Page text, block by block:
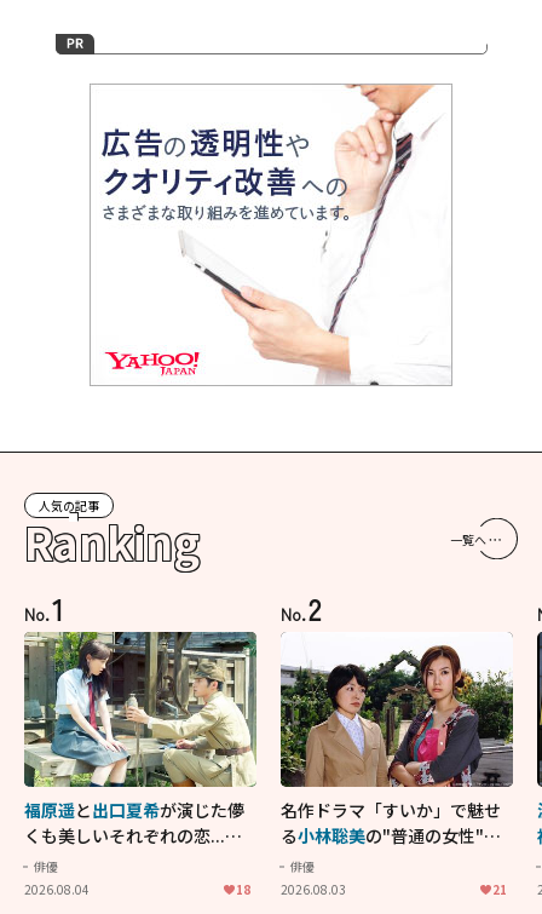
人気の記事
Ranking 一覧へ
No.1
福原遥と出口夏希が演じた儚
くも美しいそれぞれの恋...生
きることの尊さを教えてくれ
た映画「あの花が咲く丘で、
俳優
2026.08.04
18
No.2
名作ドラマ「すいか」で魅せ
る小林聡美の"普通の女性"が
大人に刺さる...映画「かもめ
食堂」にも通じる静かな芝居
俳優
2026.08.03
21